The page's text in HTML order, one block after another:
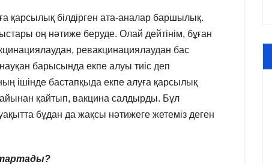
білдірген ата-аналар баршылық.
оң нәтиже беруде. Олай дейтінім, бұған
ревакцинациялаудан бас
барысында екпе алуы тиіс деп
ішінде бастапқыда екпе алуға қарсылық
қайтып, вакцина салдырды. Бұл
бұдан да жақсы нәтижеге жетеміз деген
тартады?